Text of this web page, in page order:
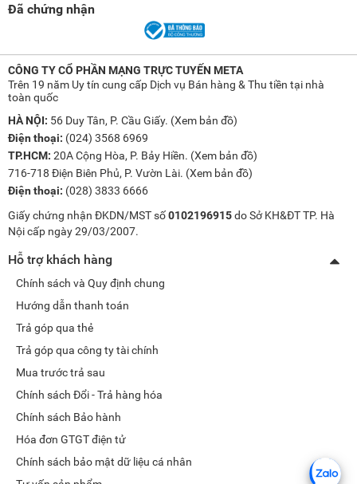
Đã chứng nhận
CÔNG TY CỔ PHẦN MẠNG TRỰC TUYẾN META
Trên 19 năm Uy tín cung cấp Dịch vụ Bán hàng & Thu tiền tại nhà
toàn quốc
HÀ NỘI: 56 Duy Tân, P. Cầu Giấy. (Xem bản đồ)
Điện thoại: (024) 3568 6969
TP.HCM: 20A Cộng Hòa, P. Bảy Hiền. (Xem bản đồ)
716-718 Điện Biên Phủ, P. Vườn Lài. (Xem bản đồ)
Điện thoại: (028) 3833 6666
Giấy chứng nhận ĐKDN/MST số0102196915do Sở KH&ĐT TP. Hà
Nội cấp ngày 29/03/2007.
Hỗ trợ khách hàng
Chính sách và Quy định chung
Hướng dẫn thanh toán
Trả góp qua thẻ
Trả góp qua công ty tài chính
Mua trước trả sau
Chính sách Đổi - Trả hàng hóa
Chính sách Bảo hành
Hóa đơn GTGT điện tử
Chính sách bảo mật dữ liệu cá nhân